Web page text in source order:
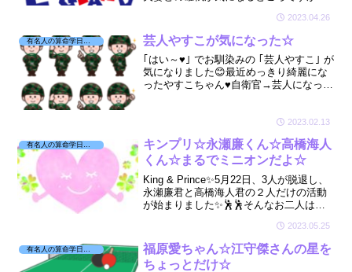
☆絶対にやってはいけないことがありま
した☆🙅
2023.04.26
有名人の算命学日記☆ 芸人やすこが気になった☆
｢はい～♥｣ でお馴染みの ｢芸人やすこ｣ が
気になりました😊最近めっきり綺麗にな
ったやすこちゃん♥自衛官→芸人になった
2023.02.13
有名人の算命学日記☆
キンプリ☆永瀬廉くん☆高橋海人
くん☆まるでミニオンだよ☆
King & Prince✨5月22日、3人が脱退し、
永瀬廉君と高橋海人君の２人だけの活動
が始まりました✨🕺🕺そんなお二人はど
2023.05.25
福原愛ちゃん☆江守傑さんの星を
ちょっとだけ☆